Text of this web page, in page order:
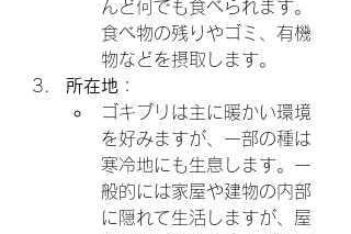
んど何でも食べられます。
食べ物の残りやゴミ、有機
物などを摂取します。
所在地 ：
ゴキブリは主に暖かい環境
を好みますが、一部の種は
寒冷地にも生息します。一
般的には家屋や建物の内部
に隠れて生活しますが、屋